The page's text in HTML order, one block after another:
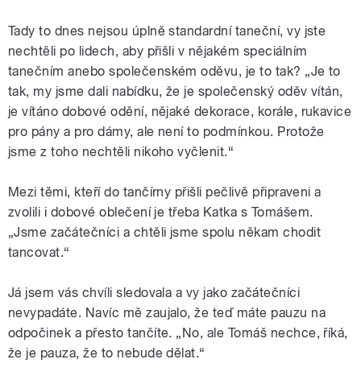
Tady to dnes nejsou úplně standardní taneční, vy jste
nechtěli po lidech, aby přišli v nějakém speciálním
tanečním anebo společenském oděvu, je to tak? „Je to
tak, my jsme dali nabídku, že je společenský oděv vítán,
je vítáno dobové odění, nějaké dekorace, korále, rukavice
pro pány a pro dámy, ale není to podmínkou. Protože
jsme z toho nechtěli nikoho vyčlenit.“
Mezi těmi, kteří do tančírny přišli pečlivě připraveni a
zvolili i dobové oblečení je třeba Katka s Tomášem.
„Jsme začátečníci a chtěli jsme spolu někam chodit
tancovat.“
Já jsem vás chvíli sledovala a vy jako začátečníci
nevypadáte. Navíc mě zaujalo, že teď máte pauzu na
odpočinek a přesto tančíte. „No, ale Tomáš nechce, říká,
že je pauza, že to nebude dělat.“